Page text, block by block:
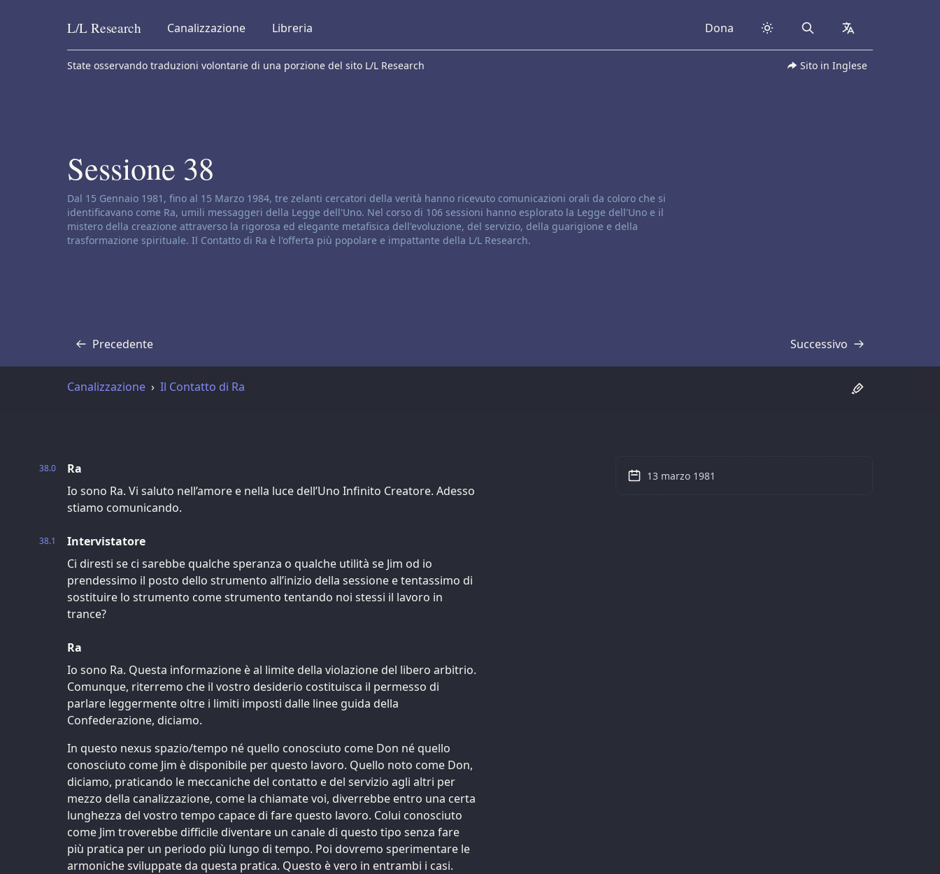
Skip to content
L/L Research Canalizzazione Libreria Dona Search collapsed
State osservando traduzioni volontarie di una porzione del sito L/L Research Sito in Inglese
Sessione 38
Disclaimer di canalizzazione:
Dal 15 Gennaio 1981, fino al 15 Marzo 1984, tre zelanti cercatori della verità hanno ricevuto comunicazioni orali da coloro che si
identificavano come Ra, umili messaggeri della Legge dell'Uno. Nel corso di 106 sessioni hanno esplorato la Legge dell'Uno e il
mistero della creazione attraverso la rigorosa ed elegante metafisica dell'evoluzione, del servizio, della guarigione e della
trasformazione spirituale. Il Contatto di Ra è l'offerta più popolare e impattante della L/L Research.
Precedente
Trascrizione Successivo
Trascrizione
Canalizzazione Il Contatto di Ra
38.0
Ra
Io sono Ra. Vi saluto nell’amore e nella luce dell’Uno Infinito Creatore. Adesso
stiamo comunicando.
38.1
Intervistatore
Ci diresti se ci sarebbe qualche speranza o qualche utilità se Jim od io
prendessimo il posto dello strumento all’inizio della sessione e tentassimo di
sostituire lo strumento come strumento tentando noi stessi il lavoro in
trance?
Ra
Io sono Ra. Questa informazione è al limite della violazione del libero arbitrio.
Comunque, riterremo che il vostro desiderio costituisca il permesso di
parlare leggermente oltre i limiti imposti dalle linee guida della
Confederazione, diciamo.
In questo nexus spazio/tempo né quello conosciuto come Don né quello
conosciuto come Jim è disponibile per questo lavoro. Quello noto come Don,
diciamo, praticando le meccaniche del contatto e del servizio agli altri per
mezzo della canalizzazione, come la chiamate voi, diverrebbe entro una certa
lunghezza del vostro tempo capace di fare questo lavoro. Colui conosciuto
come Jim troverebbe difficile diventare un canale di questo tipo senza fare
più pratica per un periodo più lungo di tempo. Poi dovremo sperimentare le
armoniche sviluppate da questa pratica. Questo è vero in entrambi i casi.
13 marzo 1981